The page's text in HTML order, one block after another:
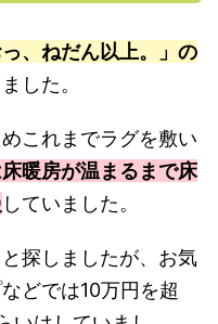
っ、ねだん以上。」の
した。
これまでラグを敷い
暖房が温まるまで床
していました。
探しましたが、お気
どでは10万円を超